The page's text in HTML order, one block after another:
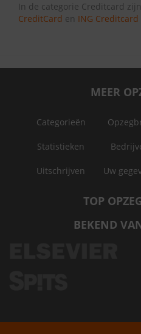
In de categorie Creditcard
CreditCard en ING Creditcard
MEER
Categorieën
Statistieken
Uitschrijven Uw
TOP
BEKEND